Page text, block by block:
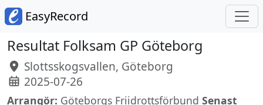
EasyRecord
Resultat Folksam GP Göteborg
Slottsskogsvallen, Göteborg
2025-07-26
Arrangör: Göteborgs Friidrottsförbund Senast